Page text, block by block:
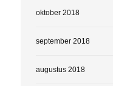
oktober 2018
september 2018
augustus 2018